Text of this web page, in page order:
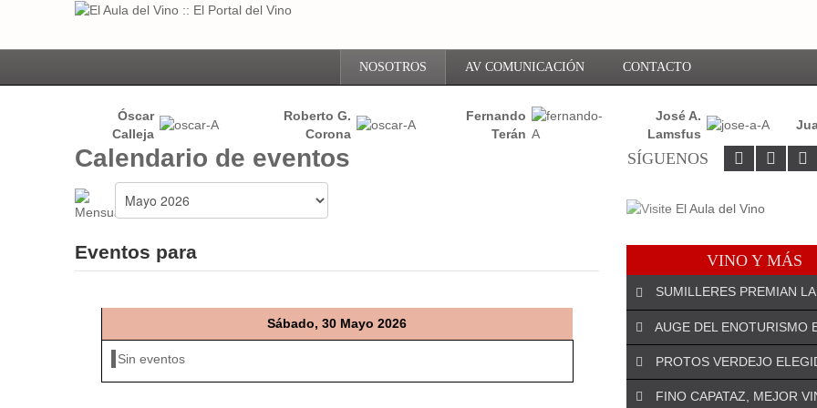
NOSOTROS AV COMUNICACIÓN CONTACTO
Óscar
Calleja
Roberto G.
Corona
Fernando
Terán
José A.
Lamsfus
Calendario de eventos
Eventos para
Sábado, 30 Mayo 2026
Sin eventos
SÍGUENOS
VINO Y MÁS
SUMILLERES PREMIAN LA
El especialista riojano José
AUGE DEL ENOTURISMO
PROTOS VERDEJO
FINO CAPATAZ, MEJOR